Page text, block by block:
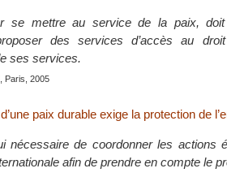
se mettre au service de la paix,
des services d’accès au
ses services.
, Paris, 2005
paix durable exige la protection de
nécessaire de coordonner les
afin de prendre en compte le